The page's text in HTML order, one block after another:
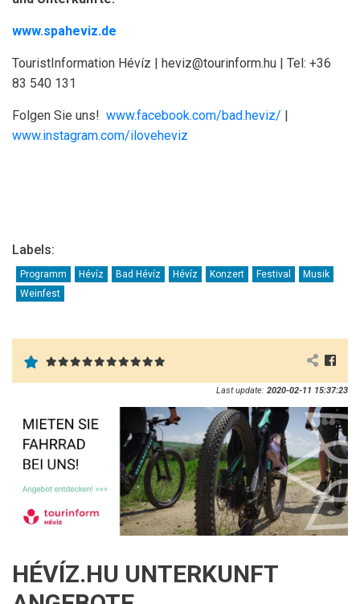
www.spaheviz.de
TouristInformation Hévíz | heviz@tourinform.hu | Tel: +36
83 540 131
Folgen Sie uns! www.facebook.com/bad.heviz/ |
www.instagram.com/iloveheviz
Labels:
Programm Hévíz Bad Hévíz Hévíz Konzert Festival
Musik
Weinfest
Last update: 2020-02-11 15:37:23
HÉVÍZ.HU UNTERKUNFT